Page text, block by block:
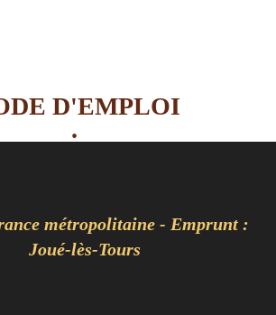
D'EMPLOI
.
métropolitaine - Emprunt :
Joué-lès-Tours